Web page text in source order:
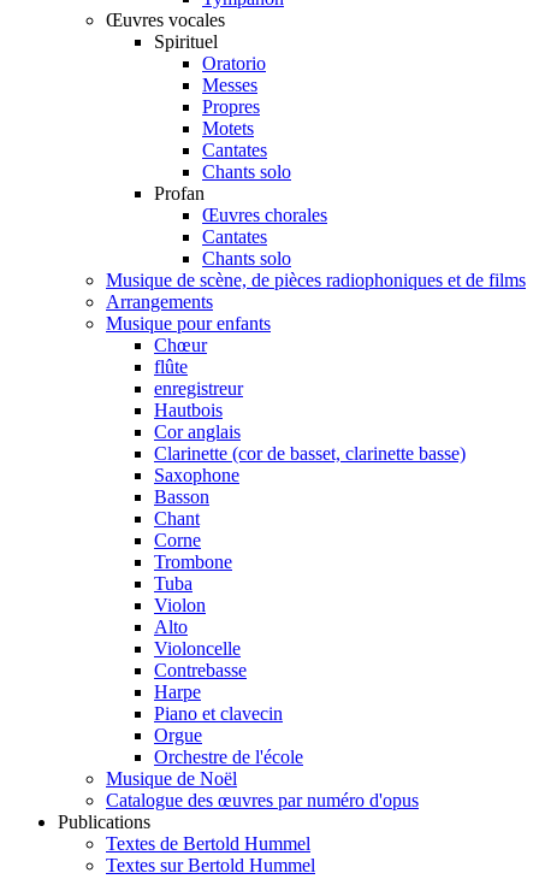
Œuvres vocales
Spirituel
Oratorio
Messes
Propres
Motets
Cantates
Chants solo
Profan
Œuvres chorales
Cantates
Chants solo
Musique de scène, de pièces radiophoniques et de films
Arrangements
Musique pour enfants
Chœur
flûte
enregistreur
Hautbois
Cor anglais
Clarinette (cor de basset, clarinette basse)
Saxophone
Basson
Chant
Corne
Trombone
Tuba
Violon
Alto
Violoncelle
Contrebasse
Harpe
Piano et clavecin
Orgue
Orchestre de l'école
Musique de Noël
Catalogue des œuvres par numéro d'opus
Publications
Textes de Bertold Hummel
Textes sur Bertold Hummel